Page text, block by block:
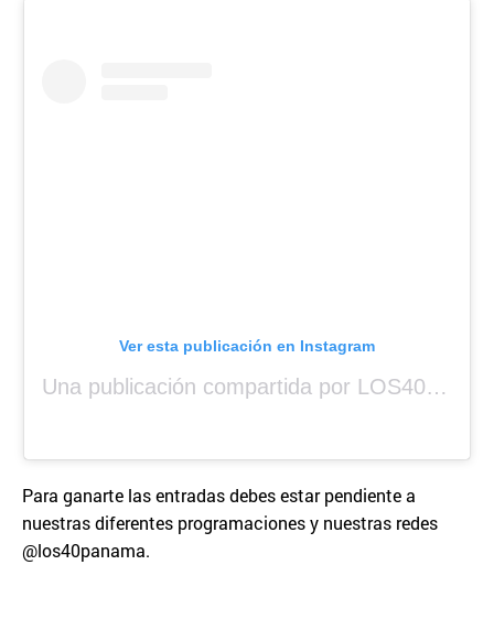
Ver esta publicación en Instagram
Una publicación compartida por LOS40 Panamá (@los40panama)
Para ganarte las entradas debes estar pendiente a
nuestras diferentes programaciones y nuestras redes
@los40panama.